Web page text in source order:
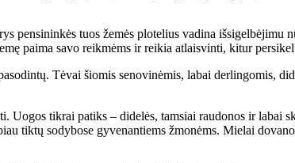
tuos že­mės plo­te­lius va­di­na iš­si­gel­bė­ji­mu
pa­ima sa­vo reik­mėms ir rei­kia at­lais­vin­ti, ki­tur
Tė­vai šio­mis se­no­vi­nė­mis, la­bai der­lin­go­mis,
tik­rai pa­tiks – di­de­lės, tam­siai rau­do­nos ir la­bai
tik­tų so­dy­bo­se gy­ve­nan­tiems žmo­nėms. Mie­lai